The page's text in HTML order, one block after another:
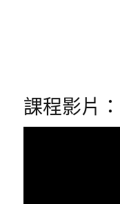
課程影片：